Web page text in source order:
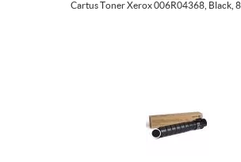
Cartus Toner Xerox 006R04368, Black,